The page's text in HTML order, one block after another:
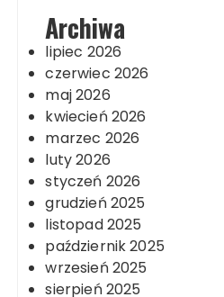
Archiwa
lipiec 2026
czerwiec 2026
maj 2026
kwiecień 2026
marzec 2026
luty 2026
styczeń 2026
grudzień 2025
listopad 2025
październik 2025
wrzesień 2025
sierpień 2025